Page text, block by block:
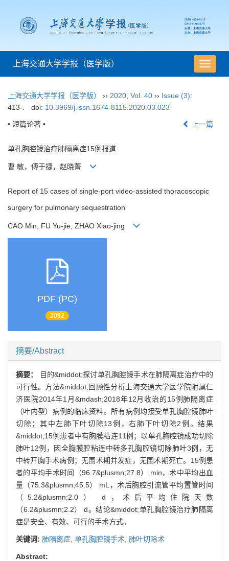
导
航
上海交通大学学报（医学版）
上海交通大学学报（医学版） ›› 2020 Vol. 40 ›› Issue (3):
413-.
doi: 10.3969/j.issn.1674-8115.2020.03.023
• 短篇论著 • 上一篇
单孔胸腔镜治疗肺隔离症15例报道
曹 敏，傅于捷，赵晓菁
Report of 15 cases of single-port video-assisted thoracoscopic
surgery for pulmonary sequestration
CAO Min, FU Yu-jie, ZHAO Xiao-jing
PDF (PC)
2092
摘要/Abstract
摘要：
目的&middot;探讨单孔胸腔镜手术在肺隔离症治疗中的
可行性。方法&middot;回顾性分析上海交通大学医学院附属仁
济医院2014年1月&mdash;2018年12月收治的15例肺隔离症
（叶内型）病例的临床资料。所有病例均接受单孔胸腔镜肺叶
切除；其中左肺下叶切除13例，右肺下叶切除2例。结果
&middot;15例患者中有胸膜粘连11例；以单孔胸腔镜成功切除
肺叶12例，因全胸膜腔粘连中转多孔胸腔镜切除肺叶3例，无
中转开胸手术病例；无围术期并发症，无围术期死亡。15例患
者的平均手术时间（96.7&plusmn;27.8） min，术中平均出血
量（75.3&plusmn;45.5） mL，术后胸腔引流管平均置管时间
（5.2&plusmn;2.0） d，术后平均住院天数
（6.2&plusmn;2.2） d。结论&middot;单孔胸腔镜治疗肺隔离
症是安全、有效、可行的手术方式。
关键词: 肺隔离症, 单孔胸腔镜手术, 肺叶切除术
Abstract: